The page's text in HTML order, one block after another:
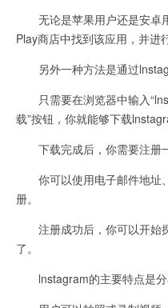
无论是苹果用户还是安卓
Play商店中找到该应用，并进
另外一种方法是通过
只需要在浏览器中输入
载”按钮，你就能够下载
下载完成后，你需要注册
你可以使用电子邮件地址
册。
注册成功后，你可以开始
了。
lnstagram的主要特点是分